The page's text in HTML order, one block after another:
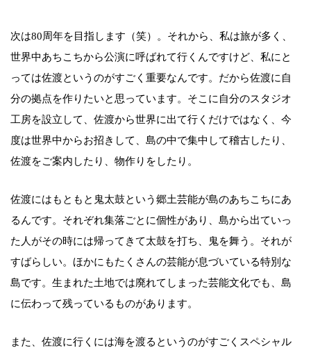
次は80周年を目指します（笑）。それから、私は旅が多く、
世界中あちこちから公演に呼ばれて行くんですけど、私にと
っては佐渡というのがすごく重要なんです。だから佐渡に自
分の拠点を作りたいと思っています。そこに自分のスタジオ
工房を設立して、佐渡から世界に出て行くだけではなく、今
度は世界中からお招きして、島の中で集中して稽古したり、
佐渡をご案内したり、物作りをしたり。
佐渡にはもともと鬼太鼓という郷土芸能が島のあちこちにあ
るんです。それぞれ集落ごとに個性があり、島から出ていっ
た人がその時には帰ってきて太鼓を打ち、鬼を舞う。それが
すばらしい。ほかにもたくさんの芸能が息づいている特別な
島です。生まれた土地では廃れてしまった芸能文化でも、島
に伝わって残っているものがあります。
また、佐渡に行くには海を渡るというのがすごくスペシャル